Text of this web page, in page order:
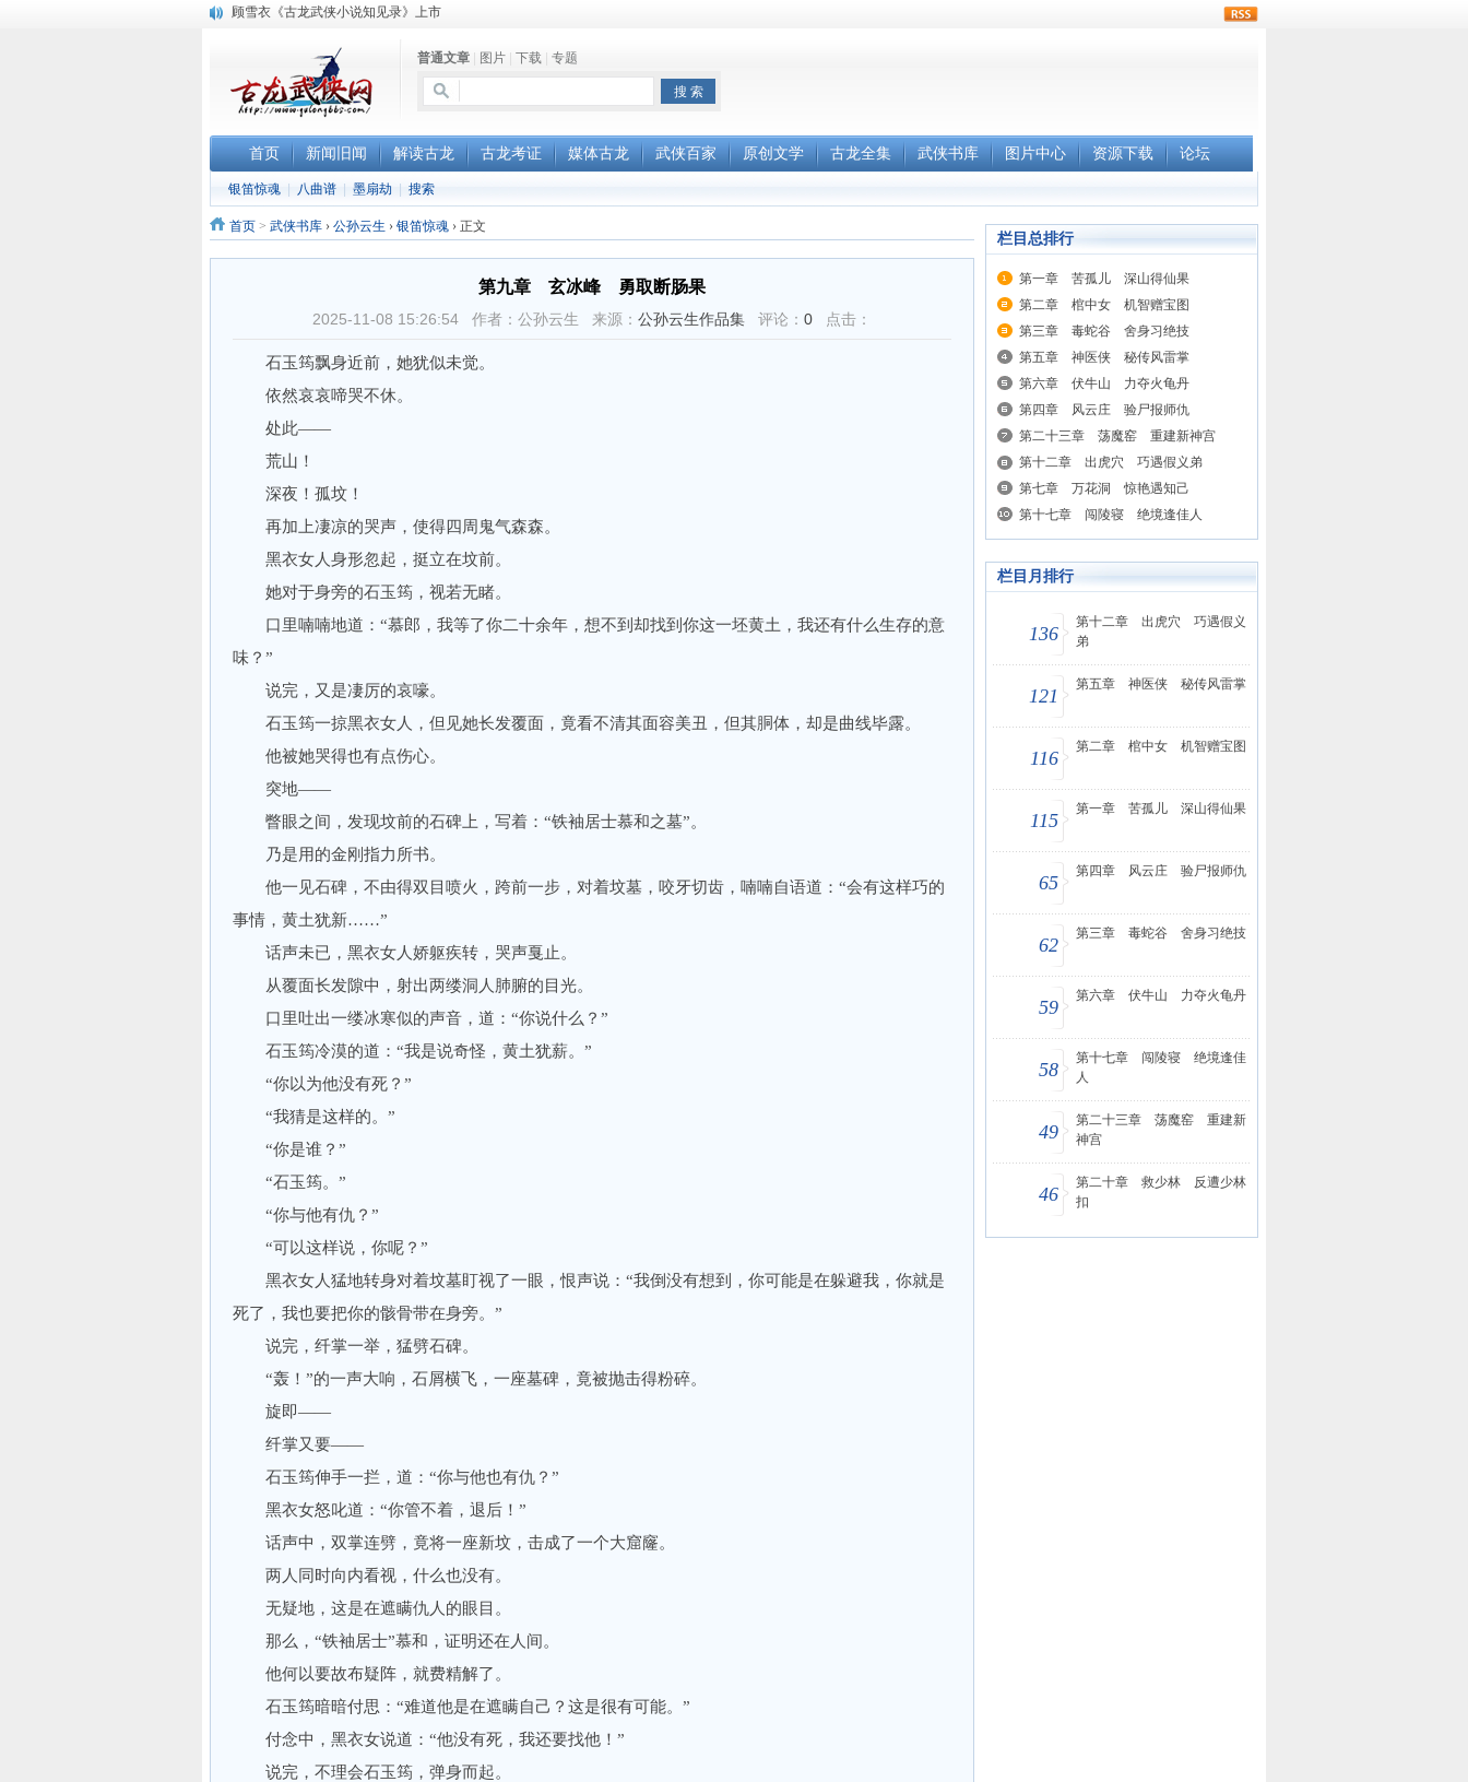
顾雪衣《古龙武侠小说知见录》上市
《古龙小说原貌探究》修订版已上市普通文章 图片 下载 专题
首页 新闻旧闻 解读古龙 古龙考证 媒体古龙 武侠百家 原创文学 古龙全集 武侠书库 图片中心 资源下载 论坛
银笛惊魂 八曲谱 墨扇劫 搜索
首页 > 武侠书库 › 公孙云生 › 银笛惊魂 › 正文
第九章 玄冰峰 勇取断肠果
2025-11-08 15:26:54 作者：公孙云生 来源： 公孙云生作品集 评论： 0 点击：
石玉筠飘身近前，她犹似未觉。
依然哀哀啼哭不休。
处此——
荒山！
深夜！孤坟！
再加上凄凉的哭声，使得四周鬼气森森。
黑衣女人身形忽起，挺立在坟前。
她对于身旁的石玉筠，视若无睹。
口里喃喃地道：“慕郎，我等了你二十余年，想不到却找到你这一坯黄土，我还有什么生存的意
味？”
说完，又是凄厉的哀嚎。
石玉筠一掠黑衣女人，但见她长发覆面，竟看不清其面容美丑，但其胴体，却是曲线毕露。
他被她哭得也有点伤心。
突地——
瞥眼之间，发现坟前的石碑上，写着：“铁袖居士慕和之墓”。
乃是用的金刚指力所书。
他一见石碑，不由得双目喷火，跨前一步，对着坟墓，咬牙切齿，喃喃自语道：“会有这样巧的
事情，黄土犹新……”
话声未已，黑衣女人娇躯疾转，哭声戛止。
从覆面长发隙中，射出两缕洞人肺腑的目光。
口里吐出一缕冰寒似的声音，道：“你说什么？”
石玉筠冷漠的道：“我是说奇怪，黄土犹薪。”
“你以为他没有死？”
“我猜是这样的。”
“你是谁？”
“石玉筠。”
“你与他有仇？”
“可以这样说，你呢？”
黑衣女人猛地转身对着坟墓盯视了一眼，恨声说：“我倒没有想到，你可能是在躲避我，你就是
死了，我也要把你的骸骨带在身旁。”
说完，纤掌一举，猛劈石碑。
“轰！”的一声大响，石屑横飞，一座墓碑，竟被抛击得粉碎。
旋即——
纤掌又要——
石玉筠伸手一拦，道：“你与他也有仇？”
黑衣女怒叱道：“你管不着，退后！”
话声中，双掌连劈，竟将一座新坟，击成了一个大窟窿。
两人同时向内看视，什么也没有。
无疑地，这是在遮瞒仇人的眼目。
那么，“铁袖居士”慕和，证明还在人间。
他何以要故布疑阵，就费精解了。
石玉筠暗暗付思：“难道他是在遮瞒自己？这是很有可能。”
付念中，黑衣女说道：“他没有死，我还要找他！”
说完，不理会石玉筠，弹身而起。
栏目总排行
第一章 苦孤儿 深山得仙果
第二章 棺中女 机智赠宝图
第三章 毒蛇谷 舍身习绝技
第五章 神医侠 秘传风雷掌
第六章 伏牛山 力夺火龟丹
第四章 风云庄 验尸报师仇
第二十三章 荡魔窑 重建新神宫
第十二章 出虎穴 巧遇假义弟
第七章 万花洞 惊艳遇知己
第十七章 闯陵寝 绝境逢佳人
栏目月排行
136
第十二章 出虎穴 巧遇假义
弟
121
第五章 神医侠 秘传风雷掌
116
第二章 棺中女 机智赠宝图
115
第一章 苦孤儿 深山得仙果
65
第四章 风云庄 验尸报师仇
62
第三章 毒蛇谷 舍身习绝技
59
第六章 伏牛山 力夺火龟丹
58
第十七章 闯陵寝 绝境逢佳
人
49
第二十三章 荡魔窑 重建新
神宫
46
第二十章 救少林 反遭少林
扣